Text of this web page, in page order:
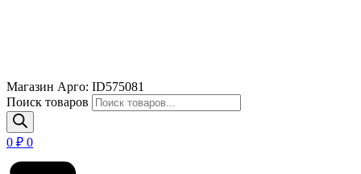
Магазин Арго: ID575081
Поиск товаров
0 ₽ 0